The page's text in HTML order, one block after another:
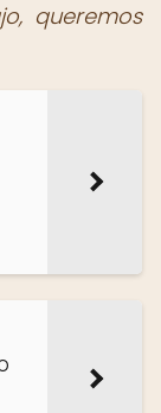
queremos